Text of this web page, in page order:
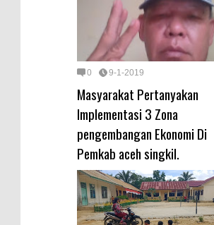
0 9-1-2019
Masyarakat Pertanyakan
Implementasi 3 Zona
pengembangan Ekonomi Di
Pemkab aceh singkil.